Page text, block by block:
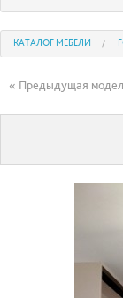
КАТАЛОГ МЕБЕЛИ
« Предыдущая